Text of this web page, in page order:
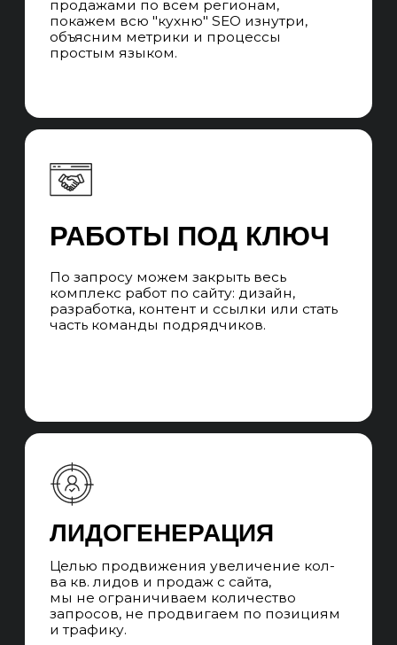
ЧАСТЫЕ ВОПРОСЫ